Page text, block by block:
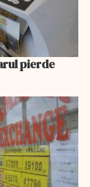
pierde